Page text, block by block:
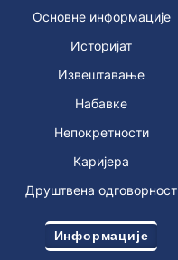
Основне информације
Историјат
Извештавање
Набавке
Непокретности
Каријера
Друштвена одговорност
Информације